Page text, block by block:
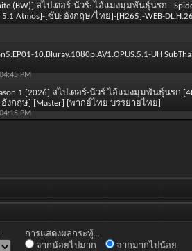
(BW)] สไปเดอร์-นัวร์: ไอ้แมงมุมพันธุ์นรก -
Atmos]-[ซับ: อังกฤษ/ไทย]-[H265]-WEB-
10.Bluray.1080p.AV1.OPUS.5.1-UH
PM
1 [2026] สไปเดอร์-นัวร์ ไอ้แมงมุมพันธุ์นรก
อังกฤษ] [Master] [พากย์ไทย บรรยายไทย]
PM
การแสดงผลกระทู้...
จากน้อยไปมาก
จากมากไปน้อย